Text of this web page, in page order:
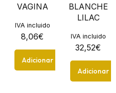
VAGINA
8,06€
IVA incluido
Adicionar
BLANCHE
LILAC
32,52€
IVA incluido
Adicionar